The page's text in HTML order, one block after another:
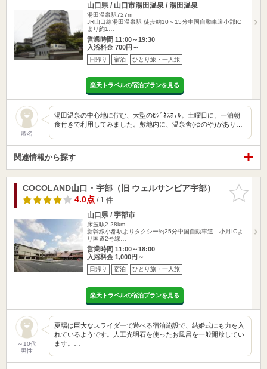
山口県 / 山口市湯田温泉 / 湯田温泉
湯田温泉駅727m
JR山口線湯田温泉駅 徒歩約10～15分中国自動車道小郡IC
より約1…
営業時間 11:00～19:30
入浴料金 700円～
日帰り 宿泊 ひとり旅・一人旅
楽天トラベルの宿泊プランを見る
匿名
湯田温泉の中心地に佇む、大型のﾋｼﾞﾈｽﾎﾃﾙ。土曜日に、一泊朝
食付きで利用してみました。敷地内に、温泉舎(ゆのや)があり…
関連情報から探す
お気に入
りに追加
COCOLAND山口・宇部（旧 ウェルサンピア宇部）
4.0点/ 1 件
山口県 / 宇部市
床波駅2.28km
新幹線小郡駅よりタクシー約25分中国自動車道 小月ICよ
り国道2号線…
営業時間 11:00～18:00
入浴料金 1,000円～
日帰り 宿泊 ひとり旅・一人旅
楽天トラベルの宿泊プランを見る
～10代
男性
夏場は巨大なスライダーで遊べる宿泊施設で、結婚式にも力を入
れているようです。人工光明石を使ったお風呂を一般開放してい
ます。…